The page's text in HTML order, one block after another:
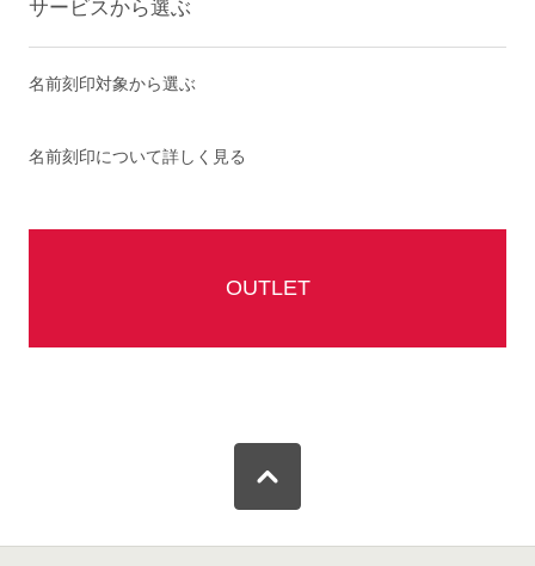
サービスから選ぶ
名前刻印対象から選ぶ
名前刻印について詳しく見る
OUTLET